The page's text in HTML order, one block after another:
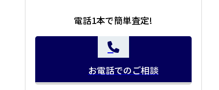
電話1本で簡単査定!
お電話でのご相談